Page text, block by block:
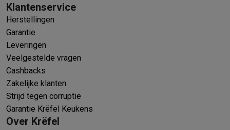
Klantenservice
Herstellingen
Garantie
Leveringen
Veelgestelde vragen
Cashbacks
Zakelijke klanten
Strijd tegen corruptie
Garantie Krëfel Keukens
Over Krëfel